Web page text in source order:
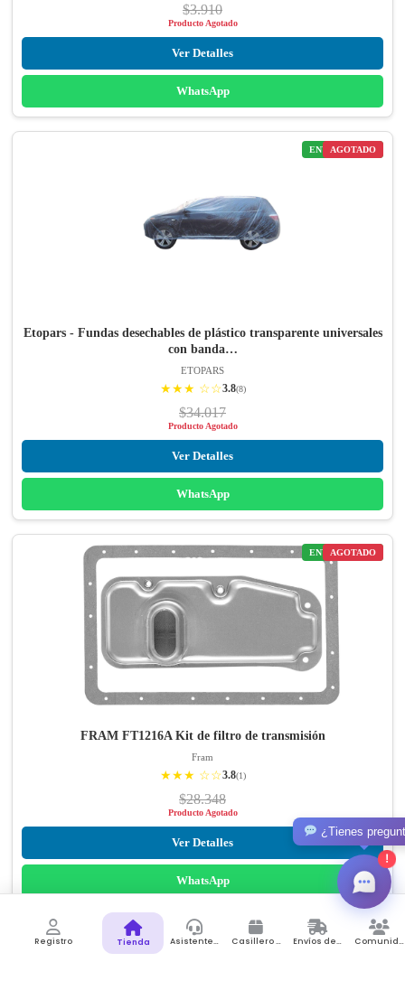
Registro Tienda Asistente de Compras Casillero Virtual Envíos desde Colombia Comunidad
$3.910
Producto Agotado
Ver Detalles
WhatsApp
ENVÍO GRATIS
AGOTADO
Etopars - Fundas desechables de plástico transparente universales
con banda…
ETOPARS
★★★ ☆☆3.8(8)
$34.017
Producto Agotado
Ver Detalles
WhatsApp
ENVÍO GRATIS
AGOTADO
FRAM FT1216A Kit de filtro de transmisión
Fram
★★★ ☆☆3.8(1)
$28.348
Producto Agotado
Ver Detalles
WhatsApp
ENVÍO GRATIS
AGOTADO
!
¿Tienes